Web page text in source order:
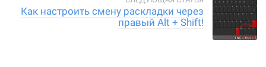
Как настроить смену раскладки через
правый Alt + Shift!